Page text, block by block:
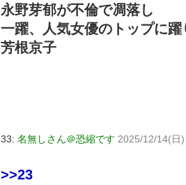
永野芽郁が不倫で凋落し
一躍、人気女優のトップに躍
芳根京子
33: 名無しさん＠恐縮です 2025/12/14(日
>>23